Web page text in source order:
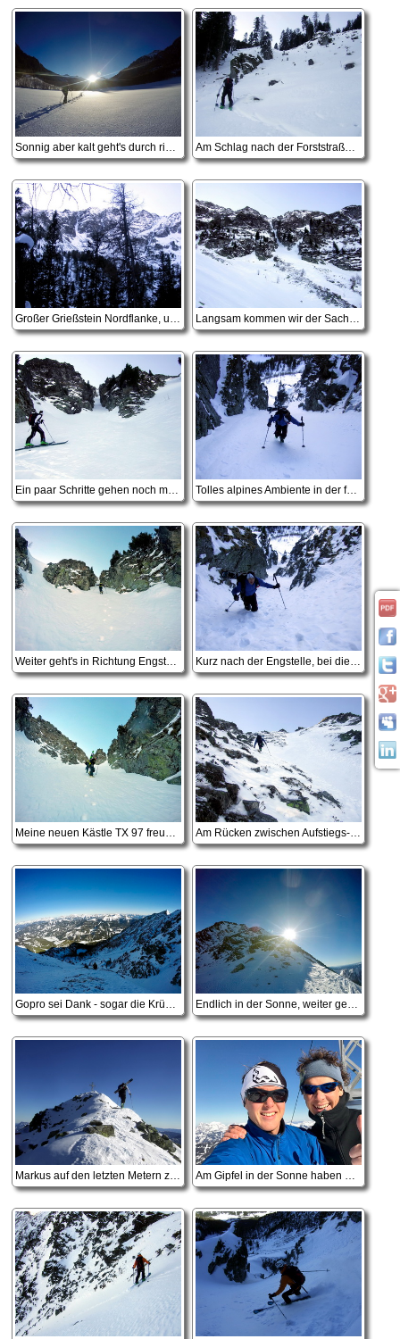
Ein paar Schritte gehen noch mit Ski, dann werden sie auf den Rucksack gepackt. Tolles alpines Ambiente in der felsumrahmten Rinne
Weiter geht's in Richtung Engstelle.
Markus auf den letzten Metern zum Gipfel Am Gipfel in der Sonne haben wir leicht lachen!